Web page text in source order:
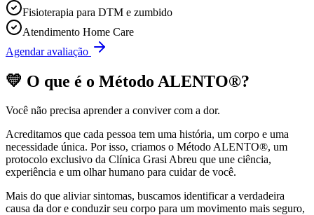
Fisioterapia para DTM e zumbido
Atendimento Home Care
Agendar avaliação
💛 O que é o Método ALENTO®?
Você não precisa aprender a conviver com a dor.
Acreditamos que cada pessoa tem uma história, um corpo e uma
necessidade única. Por isso, criamos o Método ALENTO®, um
protocolo exclusivo da Clínica Grasi Abreu que une ciência,
experiência e um olhar humano para cuidar de você.
Mais do que aliviar sintomas, buscamos identificar a verdadeira
causa da dor e conduzir seu corpo para um movimento mais seguro,